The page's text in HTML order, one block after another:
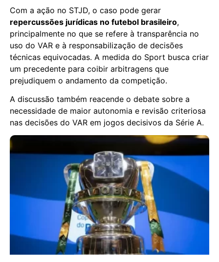
Com a ação no STJD, o caso pode gerar
repercussões jurídicas no futebol brasileiro,
principalmente no que se refere à transparência no
uso do VAR e à responsabilização de decisões
técnicas equivocadas. A medida do Sport busca criar
um precedente para coibir arbitragens que
prejudiquem o andamento da competição.
A discussão também reacende o debate sobre a
necessidade de maior autonomia e revisão criteriosa
nas decisões do VAR em jogos decisivos da Série A.